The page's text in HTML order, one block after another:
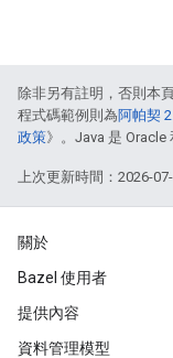
除非另有註明，否則本
程式碼範例則為阿帕契
政策》。Java 是 Oracle
上次更新時間：2026-
關於
Bazel 使用者
提供內容
資料管理模型